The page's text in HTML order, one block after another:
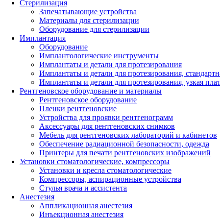
Стерилизация
Запечатывающие устройства
Материалы для стерилизации
Оборудование для стерилизации
Имплантация
Оборудование
Имплантологические инструменты
Имплантаты и детали для протезирования
Имплантаты и детали для протезирования,
Имплантаты и детали для протезирования, узкая
Рентгеновское оборудование и материалы
Рентгеновское оборудование
Пленки рентгеновские
Устройства для проявки рентгенограмм
Аксессуары для рентгеновских снимков
Мебель для рентгеновских лабораторий и кабинетов
Обеспечение радиационной безопасности, одежда
Принтеры для печати рентгеновских изображений
Установки стоматологические, компрессоры
Установки и кресла стоматологические
Компрессоры, аспирационные устройства
Стулья врача и ассистента
Анестезия
Аппликационная анестезия
Инъекционная анестезия